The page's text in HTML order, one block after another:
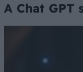
A Chat GPT